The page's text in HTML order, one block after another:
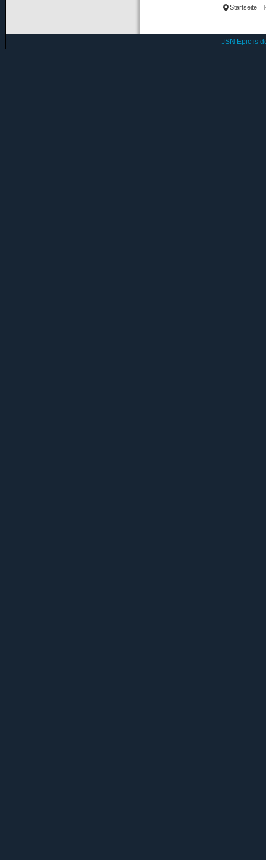
Startseite
JSN Epic is